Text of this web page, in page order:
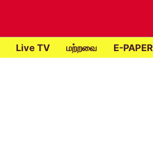
Live TV மற்றவை E-PAPER